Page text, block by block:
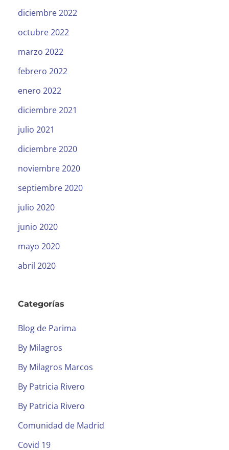
diciembre 2022
octubre 2022
marzo 2022
febrero 2022
enero 2022
diciembre 2021
julio 2021
diciembre 2020
noviembre 2020
septiembre 2020
julio 2020
junio 2020
mayo 2020
abril 2020
Categorías
Blog de Parima
By Milagros
By Milagros Marcos
By Patricia Rivero
By Patricia Rivero
Comunidad de Madrid
Covid 19